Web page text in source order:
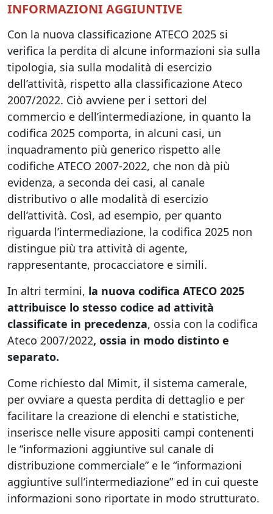
INFORMAZIONI AGGIUNTIVE
Con la nuova classificazione ATECO 2025 si
verifica la perdita di alcune informazioni sia sulla
tipologia, sia sulla modalità di esercizio
dell’attività, rispetto alla classificazione Ateco
2007/2022. Ciò avviene per i settori del
commercio e dell’intermediazione, in quanto la
codifica 2025 comporta, in alcuni casi, un
inquadramento più generico rispetto alle
codifiche ATECO 2007-2022, che non dà più
evidenza, a seconda dei casi, al canale
distributivo o alle modalità di esercizio
dell’attività. Così, ad esempio, per quanto
riguarda l’intermediazione, la codifica 2025 non
distingue più tra attività di agente,
rappresentante, procacciatore e simili.
In altri termini, la nuova codifica ATECO 2025
attribuisce lo stesso codice ad attività
classificate in precedenza, ossia con la codifica
Ateco 2007/2022, ossia in modo distinto e
separato.
Come richiesto dal Mimit, il sistema camerale,
per ovviare a questa perdita di dettaglio e per
facilitare la creazione di elenchi e statistiche,
inserisce nelle visure appositi campi contenenti
le “informazioni aggiuntive sul canale di
distribuzione commerciale” e le “informazioni
aggiuntive sull’intermediazione” ed in cui queste
informazioni sono riportate in modo strutturato.